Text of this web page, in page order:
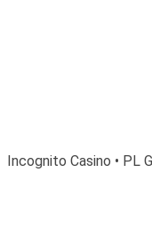
Incognito Casino • PL